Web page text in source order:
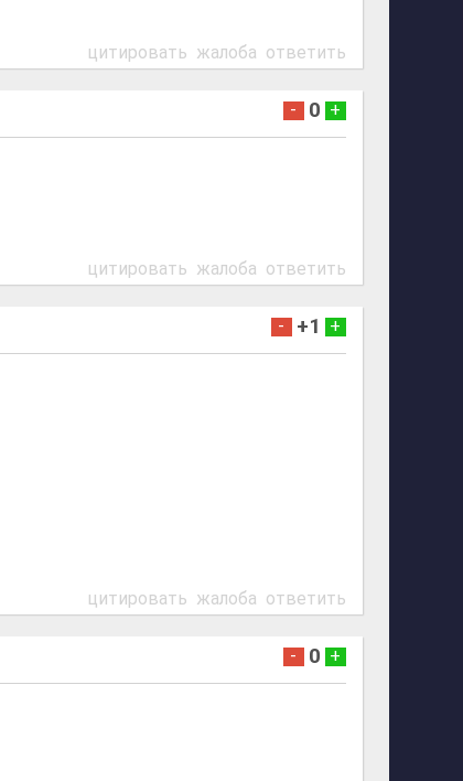
цитировать жалоба ответить
- 0 +
цитировать жалоба ответить
- +1 +
цитировать жалоба ответить
- 0 +